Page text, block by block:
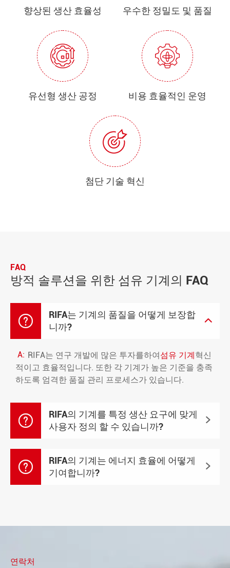
향상된 생산 효율성 우수한 정밀도 및 품질
유선형 생산 공정 비용 효율적인 운영
첨단 기술 혁신
FAQ
방적 솔루션을 위한 섬유 기계의 FAQ

RIFA는 기계의 품질을 어떻게 보장합
니까?

A: RIFA는 연구 개발에 많은 투자를하여섬유 기계혁신
적이고 효율적입니다. 또한 각 기계가 높은 기준을 충족
하도록 엄격한 품질 관리 프로세스가 있습니다.

RIFA의 기계를 특정 생산 요구에 맞게
사용자 정의 할 수 있습니까?


RIFA의 기계는 에너지 효율에 어떻게
기여합니까?

연락처